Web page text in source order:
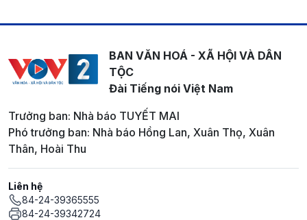
BAN VĂN HOÁ - XÃ HỘI VÀ DÂN
TỘC
Đài Tiếng nói Việt Nam
Trưởng ban: Nhà báo TUYẾT MAI
Phó trưởng ban: Nhà báo Hồng Lan, Xuân Thọ, Xuân
Thân, Hoài Thu
Liên hệ
84-24-39365555
84-24-39342724